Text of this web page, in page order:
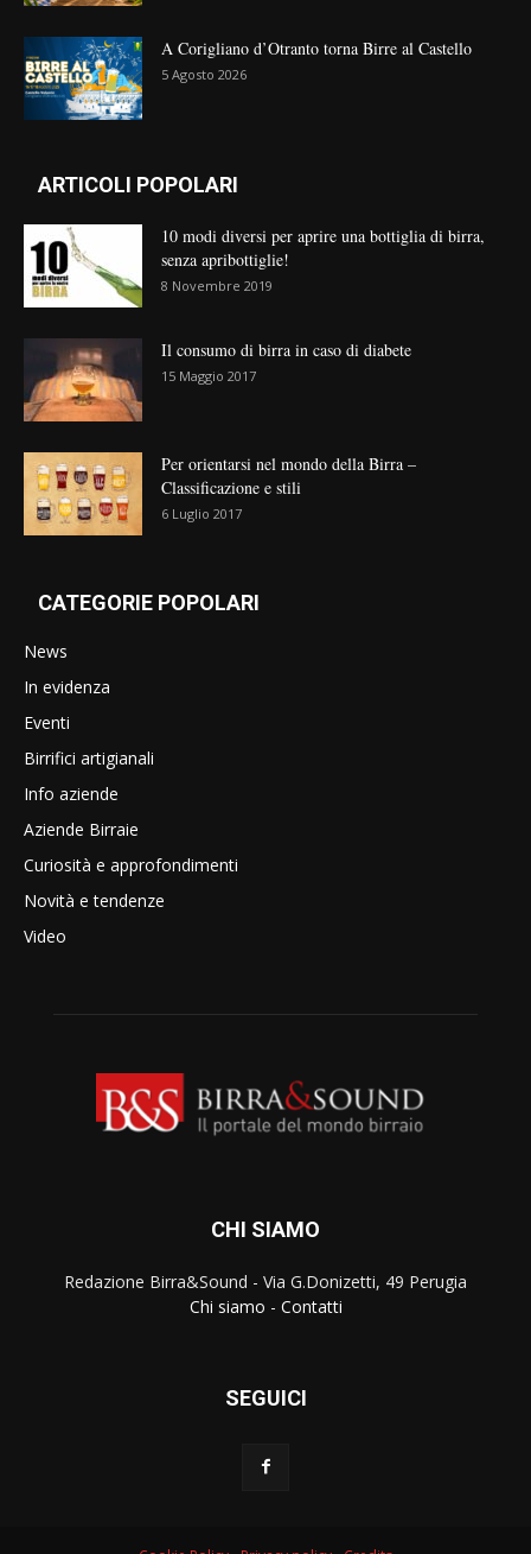
A Corigliano d’Otranto torna Birre al Castello
5 Agosto 2026
ARTICOLI POPOLARI
10 modi diversi per aprire una bottiglia di birra,
senza apribottiglie!
8 Novembre 2019
Il consumo di birra in caso di diabete
15 Maggio 2017
Per orientarsi nel mondo della Birra –
Classificazione e stili
6 Luglio 2017
CATEGORIE POPOLARI
News
In evidenza
Eventi
Birrifici artigianali
Info aziende
Aziende Birraie
Curiosità e approfondimenti
Novità e tendenze
Video
CHI SIAMO
Redazione Birra&Sound - Via G.Donizetti, 49 Perugia
Chi siamo - Contatti
SEGUICI